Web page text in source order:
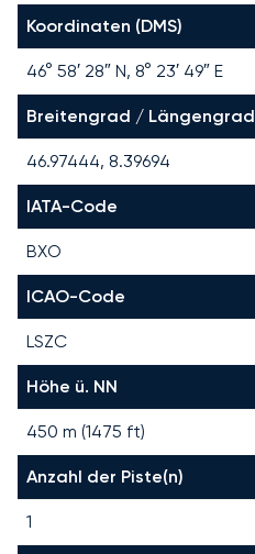
Koordinaten (DMS)
46° 58′ 28″ N, 8° 23′ 49″ E
Breitengrad / Längengrad
46.97444, 8.39694
IATA-Code
BXO
ICAO-Code
LSZC
Höhe ü. NN
450 m (1475 ft)
Anzahl der Piste(n)
1